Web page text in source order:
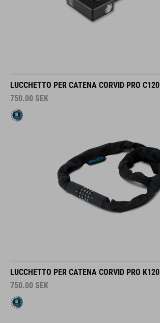
LUCCHETTO PER CATENA CORVID PRO C120
750.00 SEK
LUCCHETTO PER CATENA CORVID PRO K120
750.00 SEK